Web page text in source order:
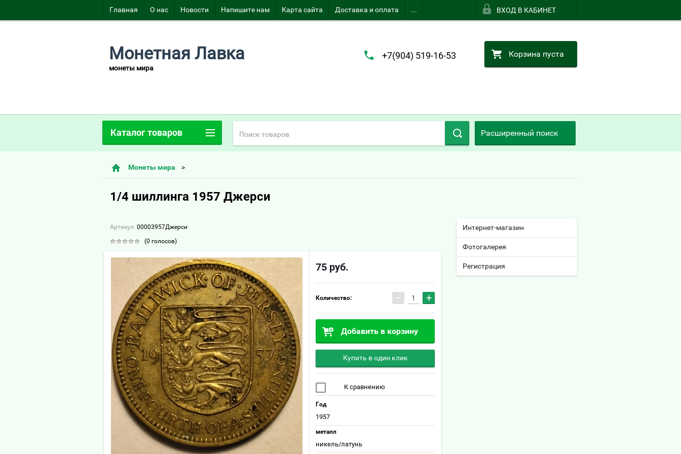
Главная О нас Новости Напишите нам Карта сайта Доставка и оплата ... ВХОД В КАБИНЕТ
Монетная Лавка
монеты мира
+7(904) 519-16-53 Корзина пуста
Расширенный поиск
Монеты мира
1/4 шиллинга 1957 Джерси
Артикул: 00003957Джерси
(0 голосов)
75 руб.
Количество: − +
Добавить в корзину
Купить в один клик
К сравнению
Год
1957
металл
никель/латунь
Каталог товаров
Интернет-магазин
Фотогалерея
Регистрация